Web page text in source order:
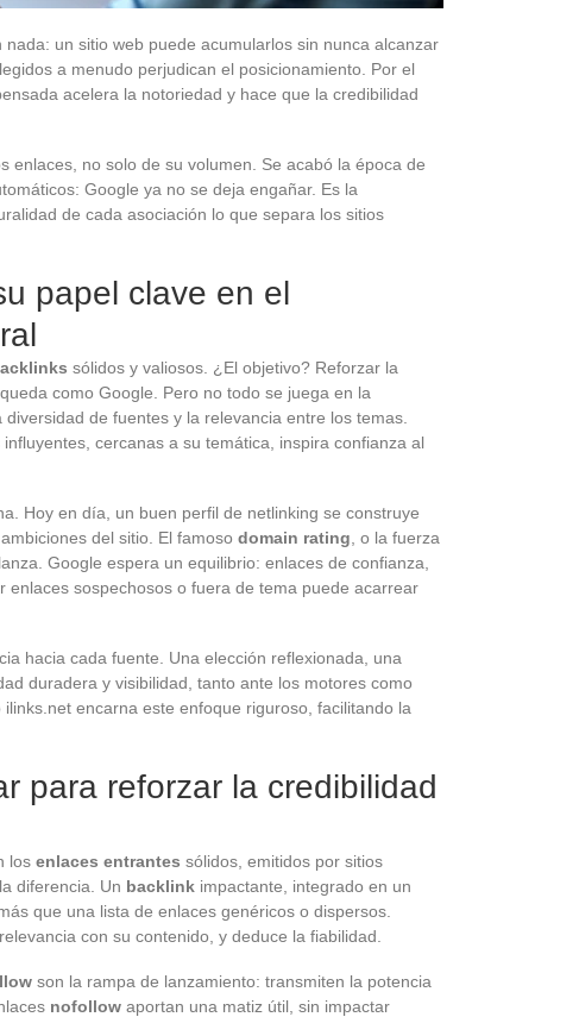
un sitio web puede acumularlos sin nunca alcanzar
a menudo perjudican el posicionamiento. Por el
acelera la notoriedad y hace que la credibilidad
enlaces, no solo de su volumen. Se acabó la época de
Google ya no se deja engañar. Es la
de cada asociación lo que separa los sitios
papel clave en el
sólidos y valiosos. ¿El objetivo? Reforzar la
como Google. Pero no todo se juega en la
de fuentes y la relevancia entre los temas.
cercanas a su temática, inspira confianza al
Hoy en día, un buen perfil de netlinking se construye
del sitio. El famoso domain rating , o la fuerza
Google espera un equilibrio: enlaces de confianza,
enlaces sospechosos o fuera de tema puede acarrear
hacia cada fuente. Una elección reflexionada, una
duradera y visibilidad, tanto ante los motores como
encarna este enfoque riguroso, facilitando la
para reforzar la credibilidad
los enlaces entrantes sólidos, emitidos por sitios
diferencia. Un backlink impactante, integrado en un
que una lista de enlaces genéricos o dispersos.
con su contenido, y deduce la fiabilidad.
son la rampa de lanzamiento: transmiten la potencia
nofollow aportan una matiz útil, sin impactar